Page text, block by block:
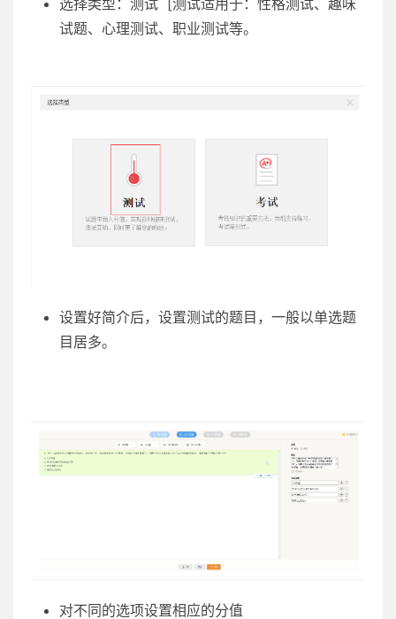
选择类型：测试 [测试适用于：性格测试、趣味
试题、心理测试、职业测试等。
设置好简介后，设置测试的题目，一般以单选题
目居多。
对不同的选项设置相应的分值